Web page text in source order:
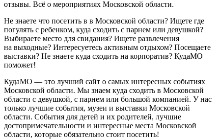
отзывы. Всё о мероприятиях Московской области.
Не знаете что посетить в в Московской области? Ищете где
погулять с ребенком, куда сходить с парнем или девушкой?
Выбираете место для свидания? Ищете развлечения
на выходные? Интересуетесь активным отдыхом? Посещаете
выставки? Не знаете куда сходить на корпоратив? КудаМО
поможет!
КудаМО — это лучший сайт о самых интересных событиях
Московской области. Мы знаем куда сходить в Московской
области с девушкой, с парнем или большой компанией. У нас
только лучшие события, музеи и выставки Московской
области. События для детей и их родителей, лучшие
достопримечательности и интересные места Московской
области, которые обязательно стоит посетить!